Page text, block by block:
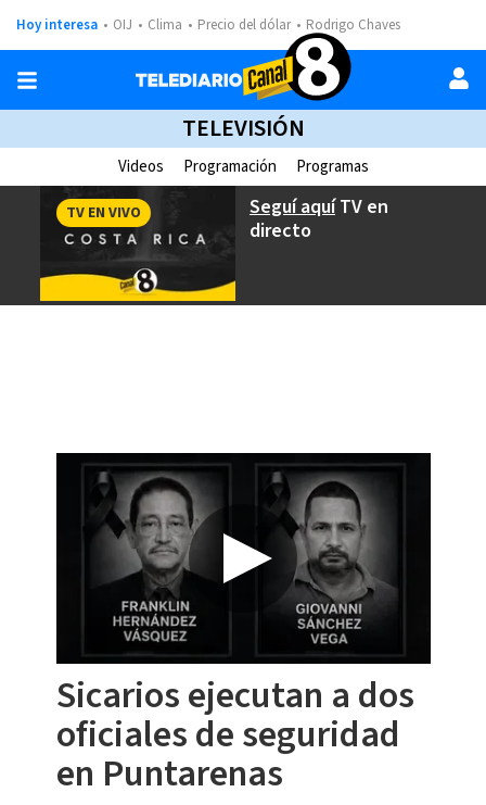
Hoy interesa OIJ Clima Precio del dólar Rodrigo Chaves
TELEVISIÓN
Videos Programación Programas
Seguí aquíTV en
directo
TV EN VIVO
Sicarios ejecutan a dos
oficiales de seguridad
en Puntarenas